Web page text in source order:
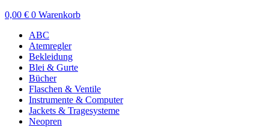
0,00 € 0 Warenkorb
ABC
Atemregler
Bekleidung
Blei & Gurte
Bücher
Flaschen & Ventile
Instrumente & Computer
Jackets & Tragesysteme
Neopren